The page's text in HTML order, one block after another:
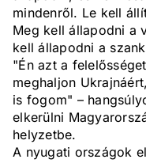
mindenről. Le kell
Meg kell állapodni a
kell állapodni a
"Én azt a
meghaljon
is fogom" –
elkerülni
helyzetbe.
A nyugati országok